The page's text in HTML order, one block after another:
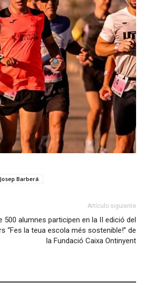
Josep Barberá
Artículo siguiente
500 alumnes participen en la II edició del
“Fes la teua escola més sostenible!” de
la Fundació Caixa Ontinyent